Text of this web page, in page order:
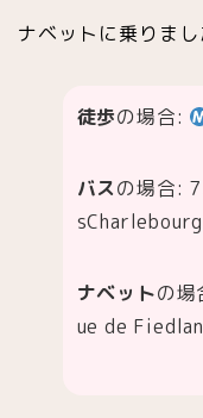
ナベットに乗りまし
徒歩の場合:
バスの場合:
sCharlebourg
ナベットの場
ue de